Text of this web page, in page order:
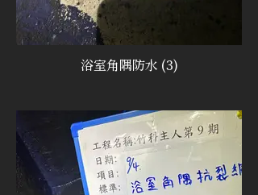
浴室角隅防水 (3)